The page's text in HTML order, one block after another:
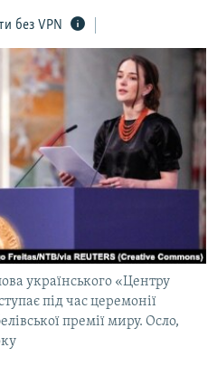
без VPN
українського «Центру
під час церемонії
премії миру. Осло,